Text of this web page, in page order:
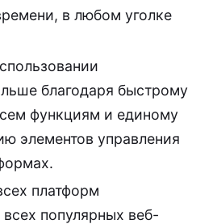
в любом уголке
благодаря быстрому
функциям и единому
элементов управления
платформ
всех популярных веб-